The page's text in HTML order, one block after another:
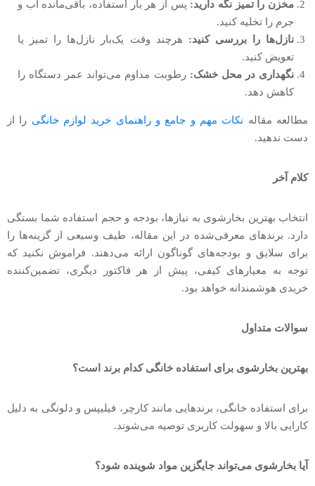
مخزن را تمیز نگه دارید: پس از هر بار استفاده، باقی‌مانده آب و
جرم را تخلیه کنید.
نازل‌ها را بررسی کنید: هرچند وقت یک‌بار نازل‌ها را تمیز یا
تعویض کنید.
نگهداری در محل خشک: رطوبت مداوم می‌تواند عمر دستگاه را
کاهش دهد.
مطالعه مقاله نکات مهم و جامع و راهنمای خرید لوازم خانگی را از
دست ندهید.
کلام آخر
انتخاب بهترین بخارشوی به نیازها، بودجه و حجم استفاده شما بستگی
دارد. برندهای معرفی‌شده در این مقاله، طیف وسیعی از گزینه‌ها را
برای سلایق و بودجه‌های گوناگون ارائه می‌دهند. فراموش نکنید که
توجه به معیارهای کیفی، پیش از هر فاکتور دیگری، تضمین‌کننده
خریدی هوشمندانه خواهد بود.
سوالات متداول
بهترین بخارشوی برای استفاده خانگی کدام برند است؟
برای استفاده خانگی، برندهایی مانند کارچر، فیلیپس و دلونگی به دلیل
کارایی بالا و سهولت کاربری توصیه می‌شوند.
آیا بخارشوی می‌تواند جایگزین مواد شوینده شود؟